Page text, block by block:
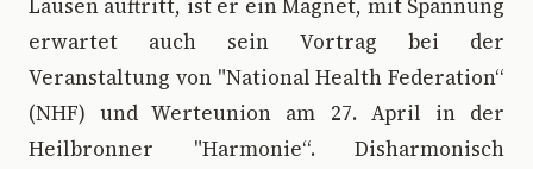
Lausen auftritt, ist er ein Magnet, mit Spannung
erwartet auch sein Vortrag bei der
Veranstaltung von "National Health Federation“
(NHF) und Werteunion am 27. April in der
Heilbronner "Harmonie“. Disharmonisch